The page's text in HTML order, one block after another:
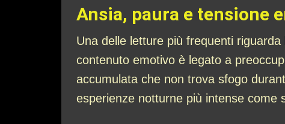
Ansia, paura e tensione
Una delle letture più frequenti
contenuto emotivo è legato a
accumulata che non trova sfogo
esperienze notturne più intense come